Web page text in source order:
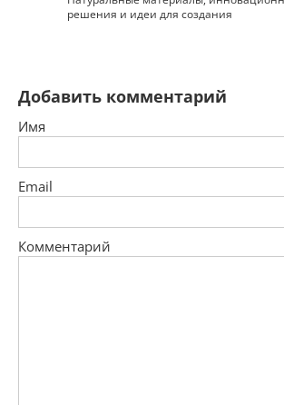
решения и идеи для создания
Добавить комментарий
Имя
Email
Комментарий